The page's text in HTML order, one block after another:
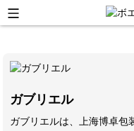
ガブリエル
ガブリエルは、上海博卓包